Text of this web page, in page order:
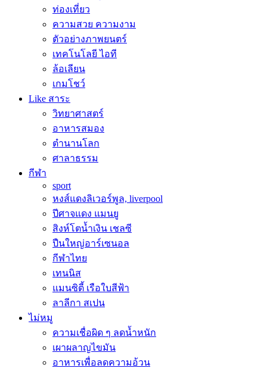
ท่องเที่ยว
ความสวย ความงาม
ตัวอย่างภาพยนตร์
เทคโนโลยี ไอที
ล้อเลียน
เกมโชว์
Like สาระ
วิทยาศาสตร์
อาหารสมอง
ตำนานโลก
ศาลาธรรม
กีฬา
sport
หงส์แดงลิเวอร์พูล, liverpool
ปีศาจแดง แมนยู
สิงห์โตน้ำเงิน เชลซี
ปืนใหญ่อาร์เซนอล
กีฬาไทย
เทนนิส
แมนซิตี้ เรือใบสีฟ้า
ลาลีกา สเปน
ไม่หมู
ความเชื่อผิด ๆ ลดน้ำหนัก
เผาผลาญไขมัน
อาหารเพื่อลดความอ้วน